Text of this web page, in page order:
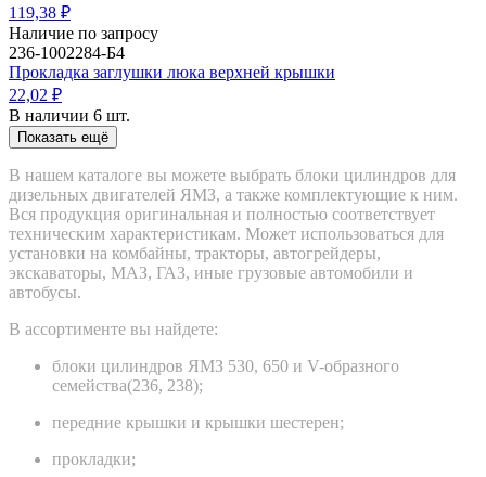
119,38 ₽
Наличие по запросу
236-1002284-Б4
Прокладка заглушки люка верхней крышки
22,02 ₽
В наличии 6 шт.
Показать ещё
В нашем каталоге вы можете выбрать блоки цилиндров для
дизельных двигателей ЯМЗ, а также комплектующие к ним.
Вся продукция оригинальная и полностью соответствует
техническим характеристикам. Может использоваться для
установки на комбайны, тракторы, автогрейдеры,
экскаваторы, МАЗ, ГАЗ, иные грузовые автомобили и
автобусы.
В ассортименте вы найдете:
блоки цилиндров ЯМЗ 530, 650 и V-образного
семейства(236, 238);
передние крышки и крышки шестерен;
прокладки;